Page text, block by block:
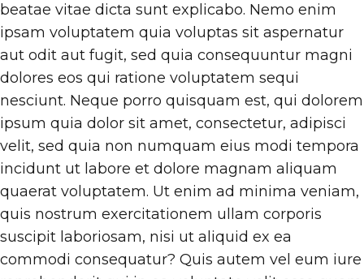
beatae vitae dicta sunt explicabo. Nemo enim
ipsam voluptatem quia voluptas sit aspernatur
aut odit aut fugit, sed quia consequuntur magni
dolores eos qui ratione voluptatem sequi
nesciunt. Neque porro quisquam est, qui dolorem
ipsum quia dolor sit amet, consectetur, adipisci
velit, sed quia non numquam eius modi tempora
incidunt ut labore et dolore magnam aliquam
quaerat voluptatem. Ut enim ad minima veniam,
quis nostrum exercitationem ullam corporis
suscipit laboriosam, nisi ut aliquid ex ea
commodi consequatur? Quis autem vel eum iure